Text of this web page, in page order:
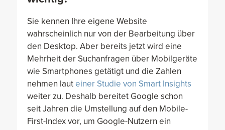
Sie kennen Ihre eigene Website
wahrscheinlich nur von der Bearbeitung über
den Desktop. Aber bereits jetzt wird eine
Mehrheit der Suchanfragen über Mobilgeräte
wie Smartphones getätigt und die Zahlen
nehmen lauteiner Studie von Smart Insights
weiter zu. Deshalb bereitet Google schon
seit Jahren die Umstellung auf den Mobile-
First-Index vor, um Google-Nutzern ein